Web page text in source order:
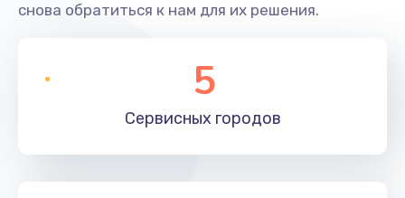
снова обратиться к нам для их решения.
5
Сервисных городов